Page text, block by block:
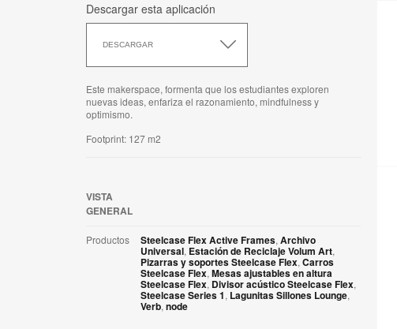
Descargar esta aplicación
DESCARGAR
esta
Este makerspace, formenta que los estudiantes exploren
nuevas ideas, enfariza el razonamiento, mindfulness y
optimismo.
Footprint: 127 m2
VISTA
GENERAL
Productos Steelcase Flex Active Frames, Archivo
Universal, Estación de Reciclaje Volum Art,
Pizarras y soportes Steelcase Flex, Carros
Steelcase Flex, Mesas ajustables en altura
Steelcase Flex, Divisor acústico Steelcase Flex,
Steelcase Series 1, Lagunitas Sillones Lounge,
Verb, node